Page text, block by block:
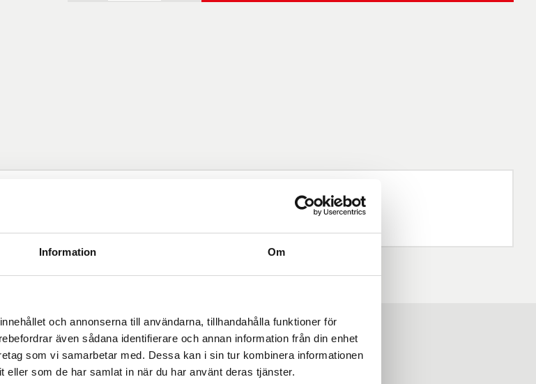
Information Om
och annonserna till användarna, tillhandahålla funktioner för
även sådana identifierare och annan information från din enhet
som vi samarbetar med. Dessa kan i sin tur kombinera informationen
eller som de har samlat in när du har använt deras tjänster.